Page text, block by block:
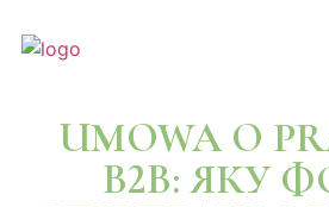
UMOWA O
B2B: ЯКУ